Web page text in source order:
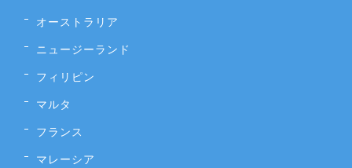
オーストラリア
ニュージーランド
フィリピン
マルタ
フランス
マレーシア